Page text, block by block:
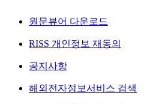
원문뷰어 다운로드
RISS 개인정보 재동의
공지사항
해외전자정보서비스 검색